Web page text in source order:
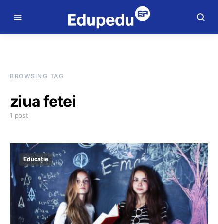
BROWSING TAG
ziua fetei
1 post
Educație